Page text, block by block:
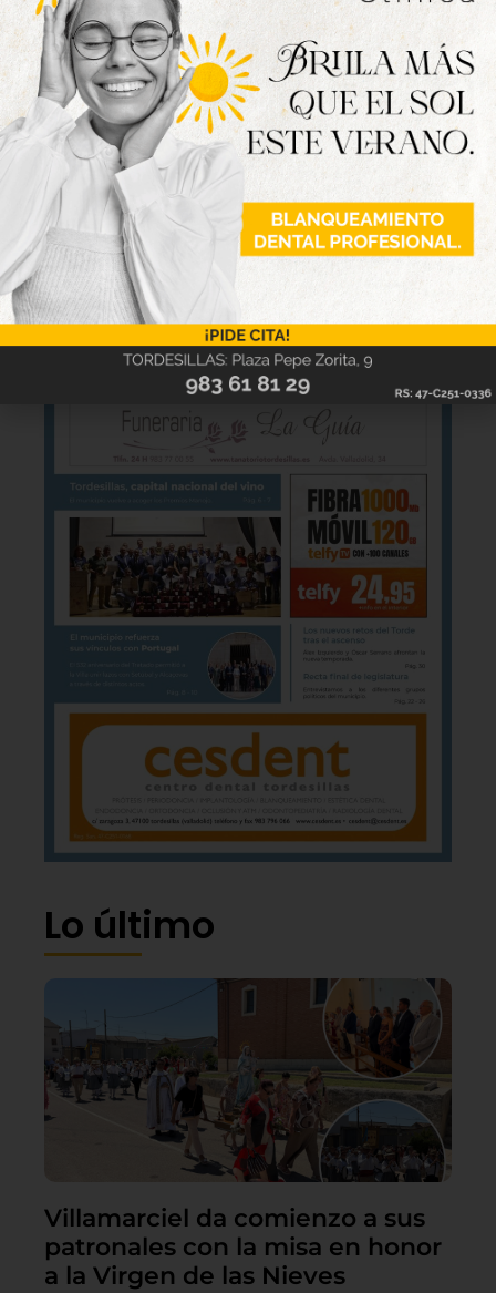
Nueva edición
disponible
Hazte ya con la trigésimo séptima edición de
la revista Tordesillas al día. Haz clic sobre la
imagen para verla online.
Lo último
Villamarciel da comienzo a sus
patronales con la misa en honor
a la Virgen de las Nieves